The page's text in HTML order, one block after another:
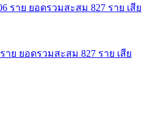
าย ยอดรวมสะสม 827 ราย เสีย